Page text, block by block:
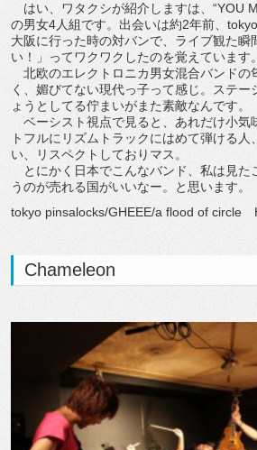
はい、ワタクシが紹介しますは、“YOU
の男女4人組です。出会いは約2年前、
大阪に行った時の対バンで、ライブ観た瞬
い！」ってワクワクしたのを覚えています。
北欧のエレクトロニカ男女混合バンドの
く、媚びてない現代っ子って感じ。ステー
ょうとしてる佇まいがまた素敵なんです。
ベーシスト視点で見ると、あれだけ小気
トフルにリズムトラックにはめて弾ける人
い、リスペクトしておりマス。
とにかく日本でこんなバンド、私は見た
うのが売れる国がいいなー。と思います。
tokyo pinsalocks/GHEEE/a flood of circle
Chameleon